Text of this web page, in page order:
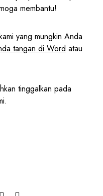
membantu!
yang mungkin Anda
tangan di Word atau
tinggalkan pada